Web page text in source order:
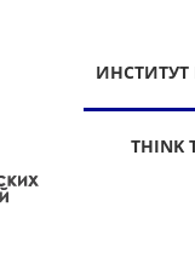
ИНСТИТУТ
THINK